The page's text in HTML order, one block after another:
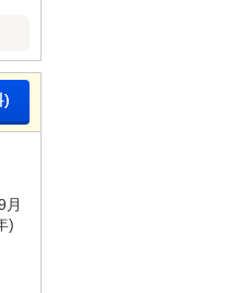
)
月
)